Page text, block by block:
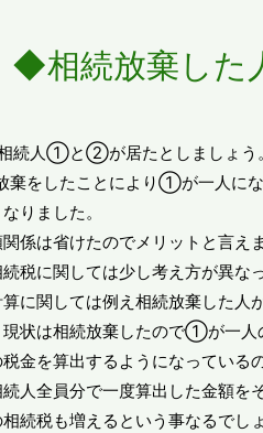
◆相続放棄した
続人①と②が居たとしましょう。
をしたことにより①が一人にな
りました。
係は省けたのでメリットと言えま
税に関しては少し考え方が異な
に関しては例え相続放棄した人
現状は相続放棄したので①が一
金を算出するようになっているの
人全員分で一度算出した金額を
続税も増えるという事なるでしょ